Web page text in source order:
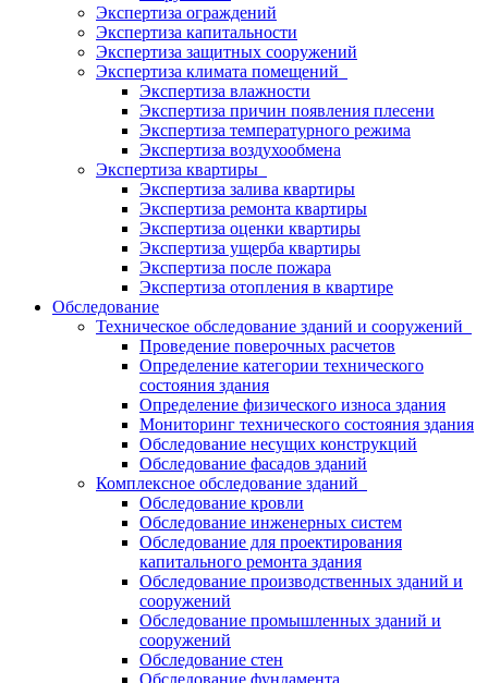
Экспертиза ограждений
Экспертиза капитальности
Экспертиза защитных сооружений
Экспертиза климата помещений
Экспертиза влажности
Экспертиза причин появления плесени
Экспертиза температурного режима
Экспертиза воздухообмена
Экспертиза квартиры
Экспертиза залива квартиры
Экспертиза ремонта квартиры
Экспертиза оценки квартиры
Экспертиза ущерба квартиры
Экспертиза после пожара
Экспертиза отопления в квартире
Обследование
Техническое обследование зданий и сооружений
Проведение поверочных расчетов
Определение категории технического
состояния здания
Определение физического износа здания
Мониторинг технического состояния здания
Обследование несущих конструкций
Обследование фасадов зданий
Комплексное обследование зданий
Обследование кровли
Обследование инженерных систем
Обследование для проектирования
капитального ремонта здания
Обследование производственных зданий и
сооружений
Обследование промышленных зданий и
сооружений
Обследование стен
Обследование фундамента